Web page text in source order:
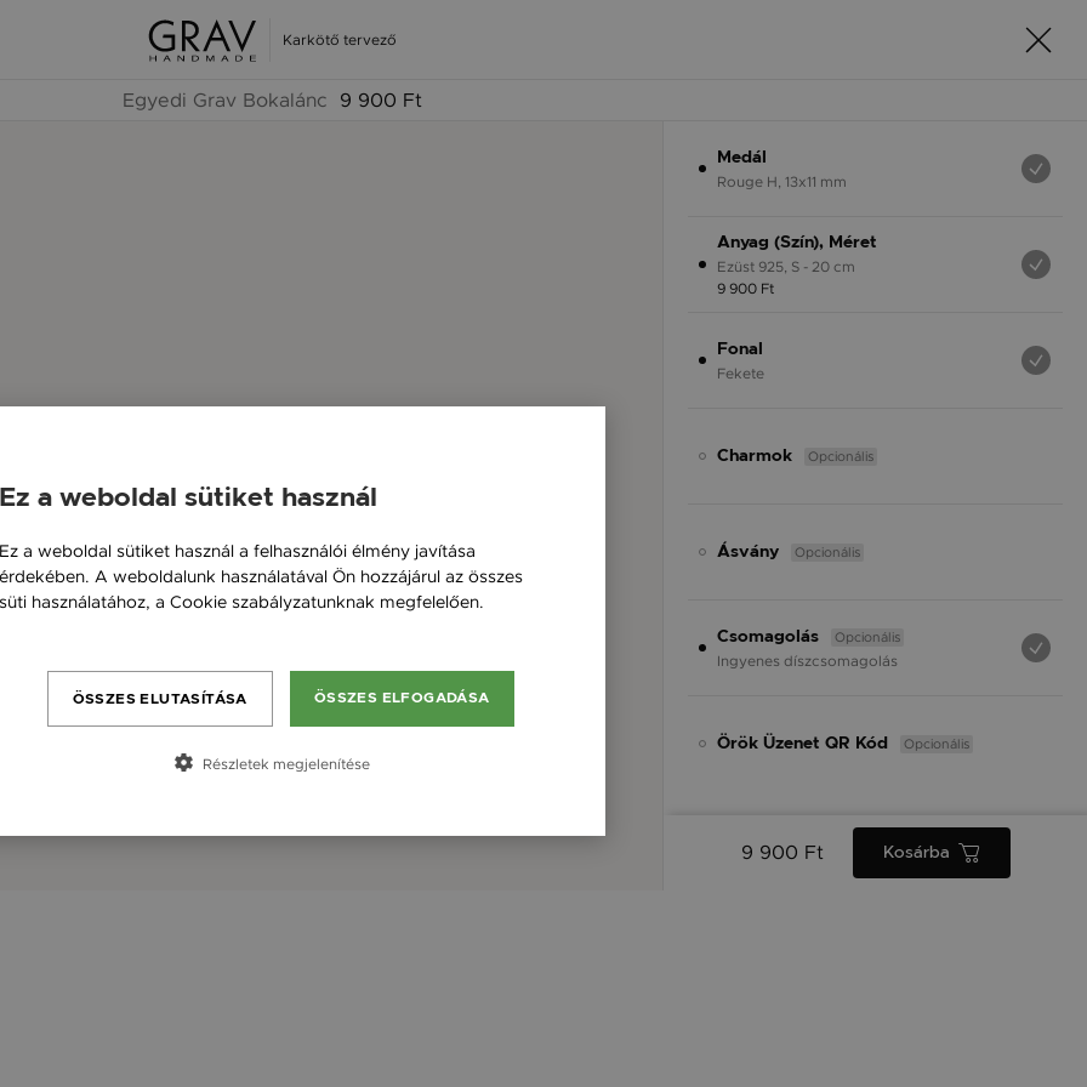
Karkötő tervező
Egyedi Grav Bokalánc 9 900 Ft
Medál
Rouge H, 13x11 mm
Anyag (Szín), Méret
Ezüst 925, S - 20 cm
9 900 Ft
Fonal
Fekete
Charmok Opcionális
Ásvány Opcionális
Csomagolás Opcionális
Ingyenes díszcsomagolás
Örök Üzenet QR Kód Opcionális
9 900 Ft Kosárba
Ez a weboldal sütiket használ
Ez a weboldal sütiket használ a felhasználói élmény javítása
érdekében. A weboldalunk használatával Ön hozzájárul az összes
süti használatához, a Cookie szabályzatunknak megfelelően.
ÖSSZES ELFOGADÁSA
ÖSSZES ELUTASÍTÁSA
Részletek megjelenítése